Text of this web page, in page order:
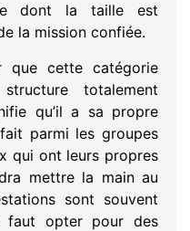
dont la taille est
la mission confiée.
cette catégorie
totalement
qu’il a sa propre
parmi les groupes
qui ont leurs propres
mettre la main au
sont souvent
faut opter pour des